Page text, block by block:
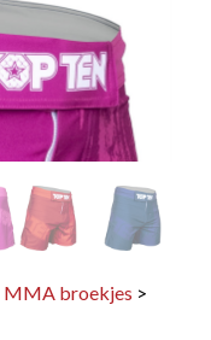
MMA broekjes >